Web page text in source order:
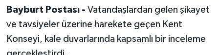
Bayburt Postası - Vatandaşlardan gelen şikayet
ve tavsiyeler üzerine harekete geçen Kent
Konseyi, kale duvarlarında kapsamlı bir inceleme